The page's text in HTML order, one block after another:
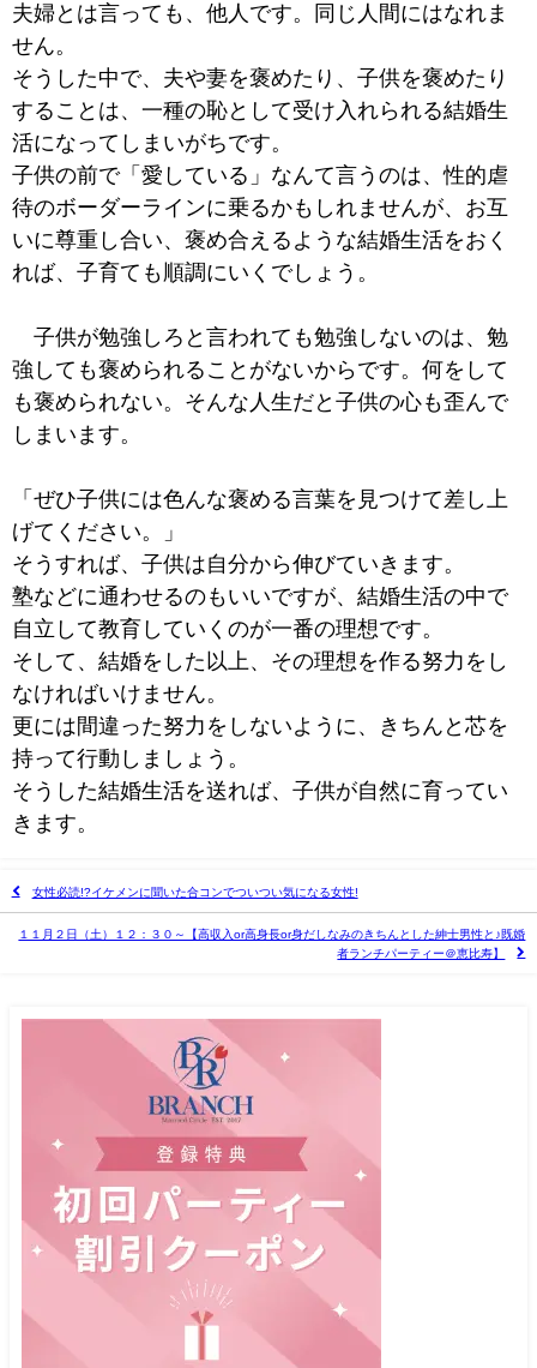
夫婦とは言っても、他人です。同じ人間にはなれま
せん。
そうした中で、夫や妻を褒めたり、子供を褒めたり
することは、一種の恥として受け入れられる結婚生
活になってしまいがちです。
子供の前で「愛している」なんて言うのは、性的虐
待のボーダーラインに乗るかもしれませんが、お互
いに尊重し合い、褒め合えるような結婚生活をおく
れば、子育ても順調にいくでしょう。
子供が勉強しろと言われても勉強しないのは、勉
強しても褒められることがないからです。何をして
も褒められない。そんな人生だと子供の心も歪んで
しまいます。
「ぜひ子供には色んな褒める言葉を見つけて差し上
げてください。」
そうすれば、子供は自分から伸びていきます。
塾などに通わせるのもいいですが、結婚生活の中で
自立して教育していくのが一番の理想です。
そして、結婚をした以上、その理想を作る努力をし
なければいけません。
更には間違った努力をしないように、きちんと芯を
持って行動しましょう。
そうした結婚生活を送れば、子供が自然に育ってい
きます。
女性必読!?イケメンに聞いた合コンでついつい気になる女性!
１１月２日（土）１２：３０～【高収入or高身長or身だしなみのきちんとした紳士男性と♪既婚
者ランチパーティー＠恵比寿】